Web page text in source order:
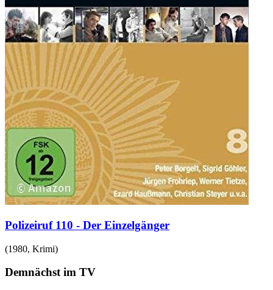
Polizeiruf 110 - Der Einzelgänger
(1980, Krimi)
Demnächst im TV